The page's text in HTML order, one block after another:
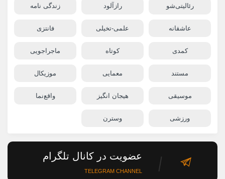
رئالیتی‌شو رازآلود زندگی نامه
عاشقانه علمی-تخیلی فانتزی
کمدی کوتاه ماجراجویی
مستند معمایی موزیکال
موسیقی هیجان انگیز واقع‌نما
ورزشی وسترن
عضویت در کانال تلگرام
TELEGRAM CHANNEL